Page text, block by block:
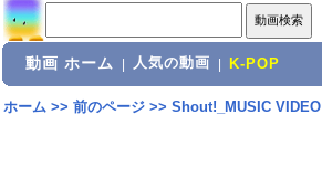
動画 ホーム 人気の動画 K-POP
ホーム>> 前のページ>> Shout!_MUSIC VIDEO